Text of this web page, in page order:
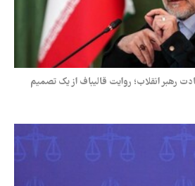
رهبر انقلاب؛ روایت قالیباف از یک تصمیم